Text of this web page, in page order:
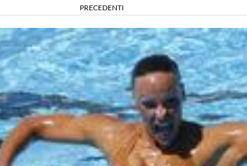
PRECEDENTI